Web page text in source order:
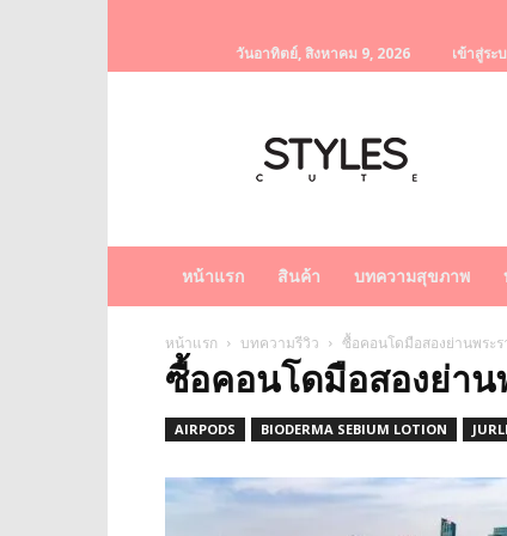
วันอาทิตย์, สิงหาคม 9, 2026 เข้าสู่ระ
เรื่อง
ราว
ครีม
หน้า
ขาว
ครีม
หน้า
หน้าแรก สินค้า บทความสุขภาพ
หน้าแรก บทความรีวิว ซื้อคอนโดมือสองย่านพระ
ซื้อคอนโดมือสองย่าน
AIRPODS BIODERMA SEBIUM LOTION